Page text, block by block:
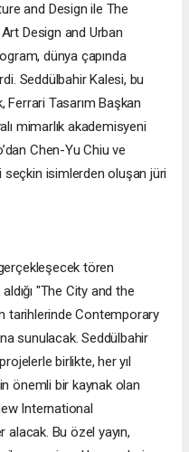
and Design ile The
Design and Urban
dünya çapında
Seddülbahir Kalesi, bu
Tasarım Başkan
mimarlık akademisyeni
Chen-Yu Chiu ve
seçkin isimlerden oluşan jüri
tören
"The City and the
tarihlerinde Contemporary
sunulacak. Seddülbahir
birlikte, her yıl
önemli bir kaynak olan
International
Bu özel yayın,